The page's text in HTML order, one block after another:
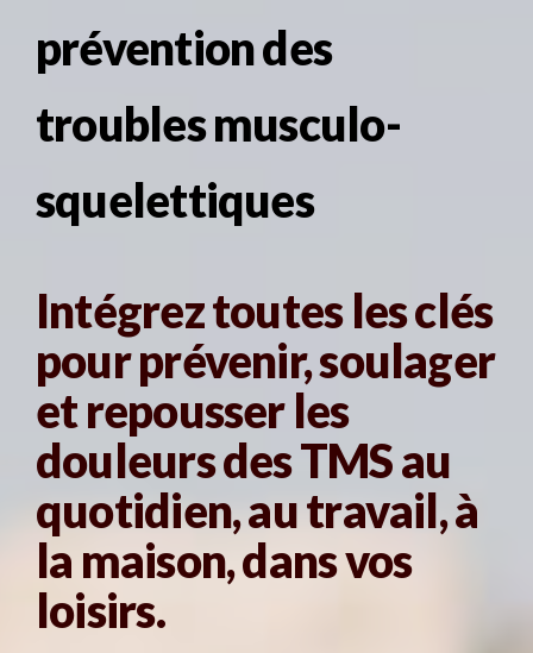
prévention des
troubles musculo-
squelettiques
Intégrez toutes les clés
pour prévenir, soulager
et repousser les
douleurs des TMS au
quotidien, au travail, à
la maison, dans vos
loisirs.